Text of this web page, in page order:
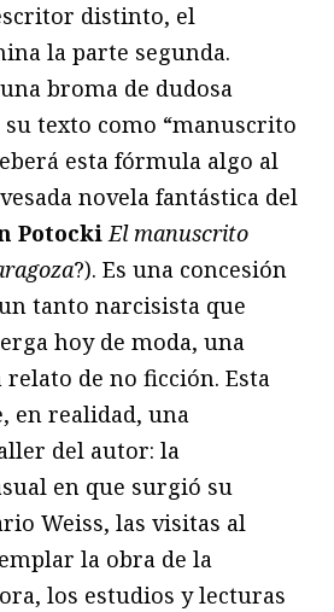
distinto, el
la parte segunda.
broma de dudosa
texto como “manuscrito
esta fórmula algo al
novela fantástica del
Potocki El manuscrito
?). Es una concesión
tanto narcisista que
hoy de moda, una
de no ficción. Esta
en realidad, una
del autor: la
en que surgió su
Weiss, las visitas al
la obra de la
los estudios y lecturas